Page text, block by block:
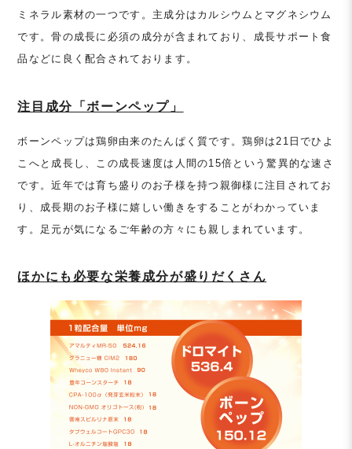
ミネラル素材の一つです。主成分はカルシウムとマグネシウム
です。骨の成長に必須の成分が含まれており、成長サポート食
品などに良く配合されております。
注目成分「ボーンペップ」
ボーンペップは鶏卵由来のたんぱく質です。鶏卵は21日でひよ
こへと成長し、この成長速度は人間の15倍という驚異的な速さ
です。近年では育ち盛りのお子様を持つ親御様に注目されてお
り、成長期のお子様に嬉しい働きをすることがわかっていま
す。足元が気になるご年齢の方々にも親しまれています。
ほかにも必要な栄養成分が盛りだくさん